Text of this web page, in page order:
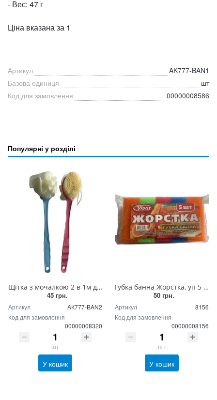
- Вес: 47 г
Ціна вказана за 1
Артикул
AK777-BAN1
Базова одиниця
шт
Код для замовлення
00000008586
Популярні у розділі
Щітка з мочалкою 2 в 1м для душу, ванної, лазні пластмасова з ручкою
45 грн.
Артикул
АК777-BAN2
Код для замовлення
00000008320
шт
У кошик
Губка банна Жорстка, уп 5 штук
50 грн.
Артикул
8156
Код для замовлення
00000008156
шт
У кошик